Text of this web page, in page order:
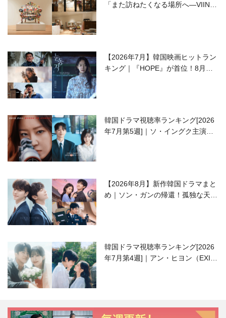
「また訪ねたくなる場所へ―VIIN C
【2026年7月】韓国映画ヒットラン
キング｜『HOPE』が首位！8月公
韓国ドラマ視聴率ランキング[2026
年7月第5週]｜ソ・イングク主演の
【2026年8月】新作韓国ドラマまと
め｜ソン・ガンの帰還！孤独な天才
韓国ドラマ視聴率ランキング[2026
年7月第4週]｜アン・ヒヨン（EXID